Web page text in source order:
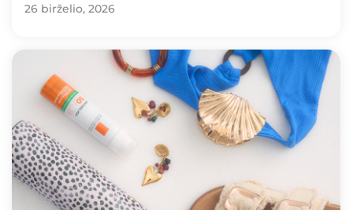
26 birželio, 2026